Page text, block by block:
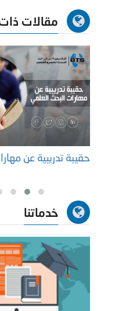
مقالات
حقيبة تدريبية عن
خدماتنا